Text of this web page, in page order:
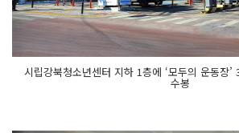
시립강북청소년센터 지하 1층에 ‘모두의 운동장
수봉